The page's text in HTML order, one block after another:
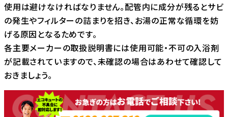
使用は避けなければなりません。配管内に成分が残るとサビ
の発生やフィルターの詰まりを招き、お湯の正常な循環を妨
げる原因となるためです。
各主要メーカーの取扱説明書には使用可能・不可の入浴剤
が記載されていますので、未確認の場合はあわせて確認して
おきましょう。